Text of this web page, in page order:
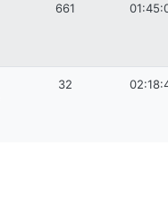
661
32